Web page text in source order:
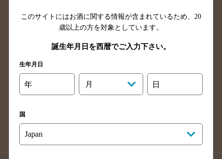
山口県のバー検索
鳥取県のバー検索
島根県のバー検索
徳島県のバー検索
高知県のバー検索
福岡県のバー検索
長崎県のバー検索
佐賀県のバー検索
このサイトにはお酒に関する情報が含まれているため、 20
歳以上の方を対象としています。
誕生年月日を西暦でご入力下さい。
生年月日
年 月 日
国